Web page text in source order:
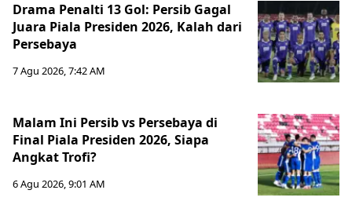
Drama Penalti 13 Gol: Persib Gagal
Juara Piala Presiden 2026, Kalah dari
Persebaya
7 Agu 2026, 7:42 AM
Malam Ini Persib vs Persebaya di
Final Piala Presiden 2026, Siapa
Angkat Trofi?
6 Agu 2026, 9:01 AM